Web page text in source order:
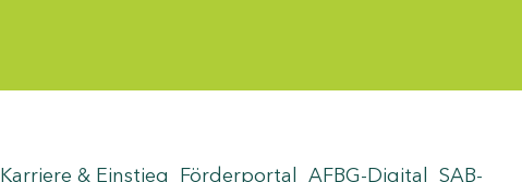
Karriere & Einstieg Förderportal AFBG-Digital SAB-